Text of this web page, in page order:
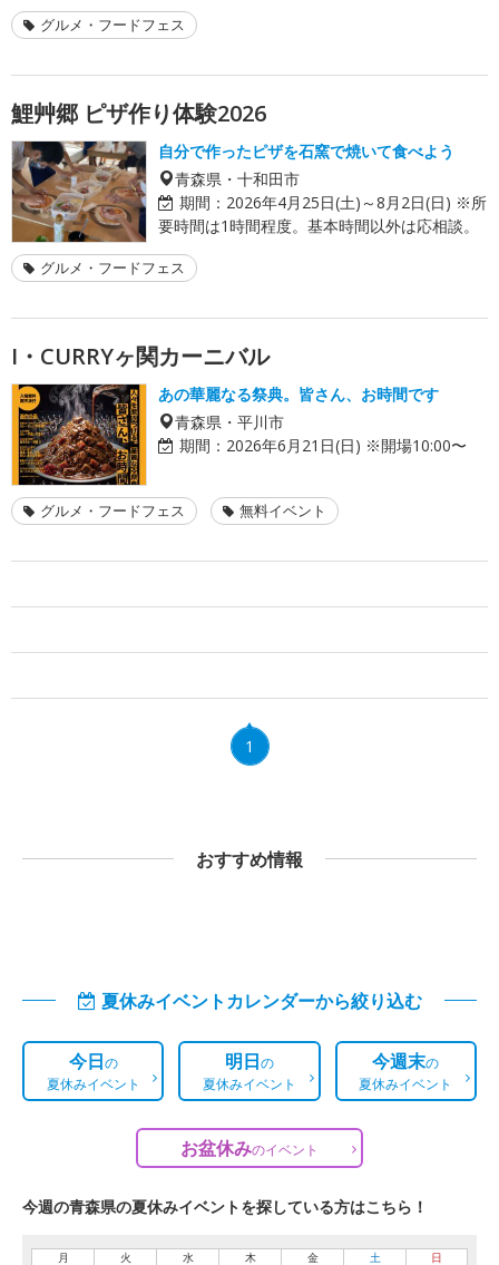
グルメ・フードフェス
鯉艸郷 ピザ作り体験2026
自分で作ったピザを石窯で焼いて食べよう
青森県・十和田市
期間： 2026年4月25日(土)～8月2日(日) ※所
要時間は1時間程度。基本時間以外は応相談。
グルメ・フードフェス
I・CURRYヶ関カーニバル
あの華麗なる祭典。皆さん、お時間です
青森県・平川市
期間： 2026年6月21日(日) ※開場10:00〜
グルメ・フードフェス 無料イベント
1
おすすめ情報
夏休みイベントカレンダーから絞り込む
今日の
夏休みイベント
明日の
夏休みイベント
今週末の
夏休みイベント
お盆休みのイベント
今週の青森県の夏休みイベントを探している方はこちら！
月 火 水 木 金 土 日